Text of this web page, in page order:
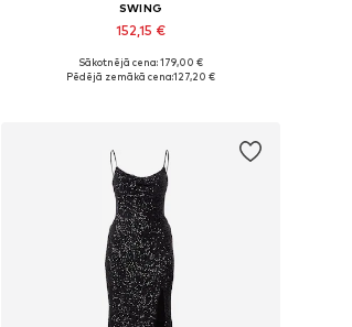
SWING
152,15 €
Pieejams daudzos izmēros
Sākotnējā cena: 179,00 €
Pēdējā zemākā cena:127,20 €